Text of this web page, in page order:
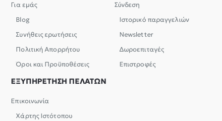
Για εμάς
Blog
Συνήθεις ερωτήσεις
Πολιτική Απορρήτου
Όροι και Προϋποθέσεις
Σύνδεση
Ιστορικό παραγγελιών
Newsletter
Δωροεπιταγές
Επιστροφές
ΕΞΥΠΗΡΕΤΗΣΗ ΠΕΛΑΤΩΝ
Επικοινωνία
Χάρτης Ιστότοπου